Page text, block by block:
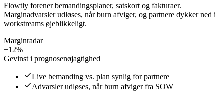
Flowtly forener bemandingsplaner, satskort og fakturaer.
Marginadvarsler udløses, når burn afviger, og partnere dykker ned i
workstreams øjeblikkeligt.
Marginradar
+12%
Gevinst i prognosenøjagtighed
Live bemanding vs. plan synlig for partnere
Advarsler udløses, når burn afviger fra SOW